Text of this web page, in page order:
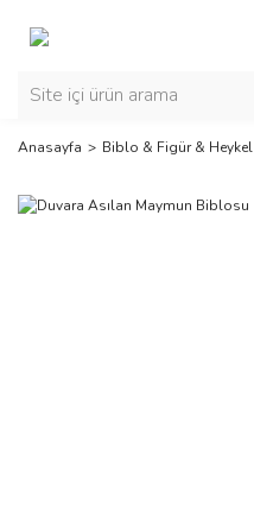
Anasayfa Biblo & Figür & Heykel